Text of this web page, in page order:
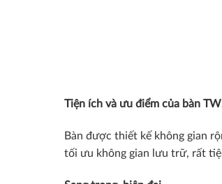
Tiện ích và ưu điểm của bàn
Bàn được thiết kế không gian
tối ưu không gian lưu trữ, rất